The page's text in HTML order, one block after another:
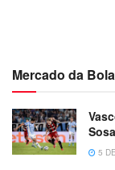
Mercado da
5